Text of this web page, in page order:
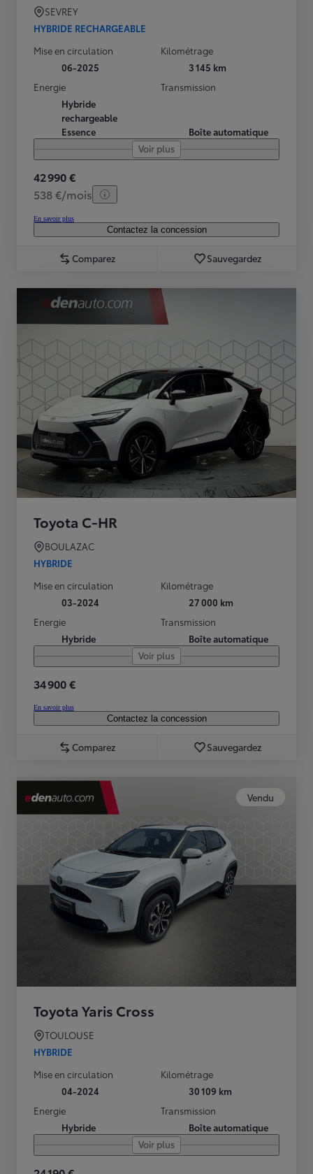
SEVREY
HYBRIDE RECHARGEABLE
Mise en circulation
06-2025
Kilométrage
3 145 km
Energie
Hybride
rechargeable
Essence
Transmission
Boîte automatique
Voir plus
42 990 €
538 €/mois
En savoir plus
Contactez la concession
Comparez Sauvegardez
Toyota C-HR
BOULAZAC
HYBRIDE
Mise en circulation
03-2024
Kilométrage
27 000 km
Energie
Hybride
Transmission
Boîte automatique
Voir plus
34 900 €
En savoir plus
Contactez la concession
Comparez Sauvegardez
Vendu
Toyota Yaris Cross
TOULOUSE
HYBRIDE
Mise en circulation
04-2024
Kilométrage
30 109 km
Energie
Hybride
Transmission
Boîte automatique
Voir plus